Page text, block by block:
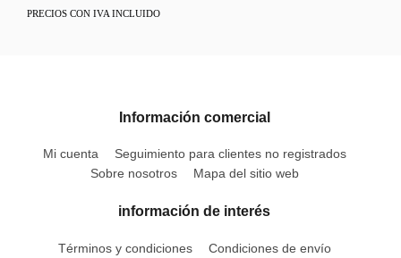
PRECIOS CON IVA INCLUIDO
Información comercial
Mi cuenta
Seguimiento para clientes no registrados
Sobre nosotros
Mapa del sitio web
información de interés
Términos y condiciones Condiciones de envío